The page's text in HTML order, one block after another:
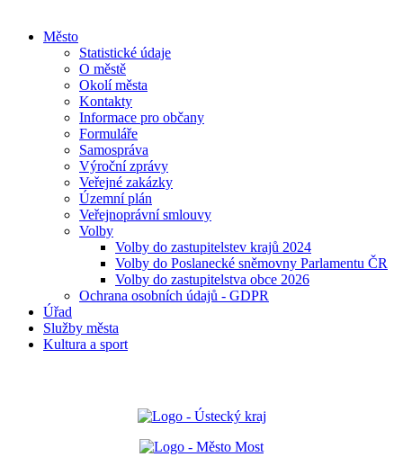
Město
Statistické údaje
O městě
Okolí města
Kontakty
Informace pro občany
Formuláře
Samospráva
Výroční zprávy
Veřejné zakázky
Územní plán
Veřejnoprávní smlouvy
Volby
Volby do zastupitelstev krajů 2024
Volby do Poslanecké sněmovny Parlamentu ČR
Volby do zastupitelstva obce 2026
Ochrana osobních údajů - GDPR
Úřad
Služby města
Kultura a sport